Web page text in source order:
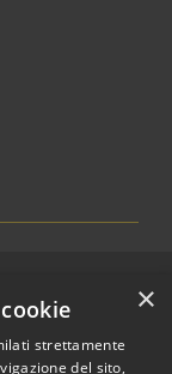
© 2026 • Comune di
• Powered by
•Accesso
×
strettamente
del sito,